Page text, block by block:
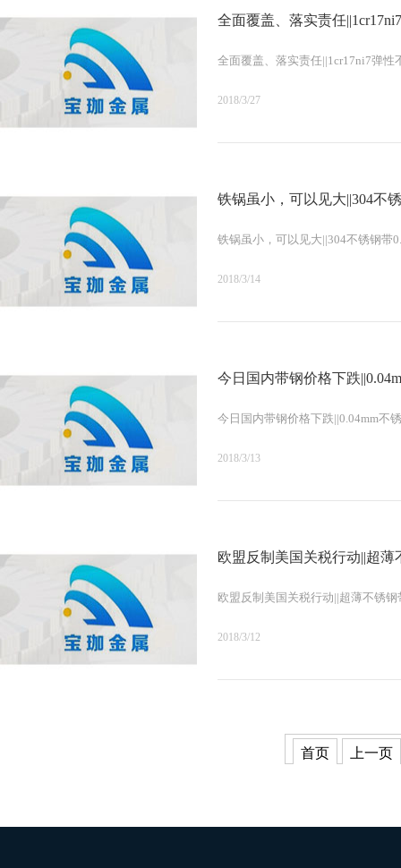
全面覆盖、落实责任
全面覆盖、落实责任||1cr17ni7弹性
2018/3/27
铁锅虽小，可以见大||304不
铁锅虽小，可以见大||304不锈钢带
2018/3/14
今日国内带钢价格下跌
今日国内带钢价格下跌||0.04mm不
2018/3/13
欧盟反制美国关税行动||超薄
欧盟反制美国关税行动||超薄不锈钢
2018/3/12
首页 上一页